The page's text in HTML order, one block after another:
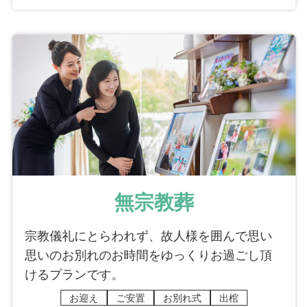
無宗教葬
宗教儀礼にとらわれず、故人様を囲んで思い
思いのお別れのお時間をゆっくりお過ごし頂
けるプランです。
お迎え ご安置 お別れ式 出棺